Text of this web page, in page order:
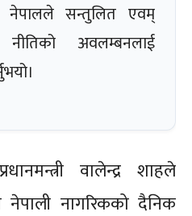
नेपालले सन्तुलित एवम्
अवलम्बनलाई
वालेन्द्र शाहले
नागरिकको दैनिक